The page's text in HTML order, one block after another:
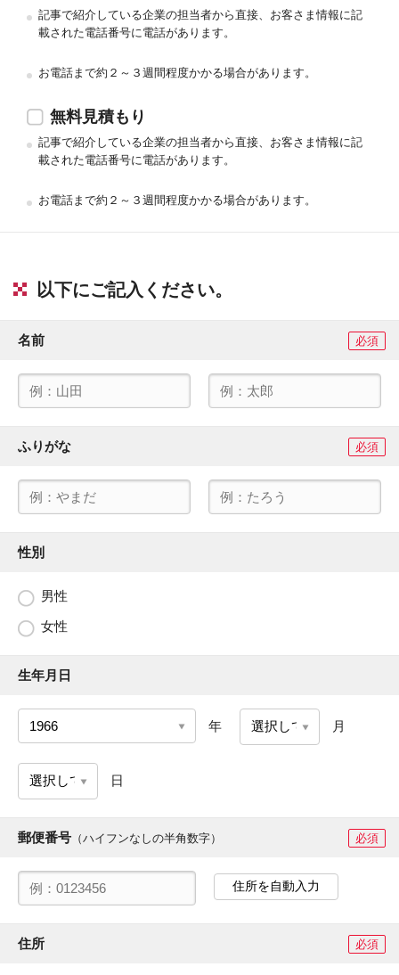
記事で紹介している企業の担当者から直接、お客さま情報に記
載された電話番号に電話があります。
お電話まで約２～３週間程度かかる場合があります。
無料見積もり
記事で紹介している企業の担当者から直接、お客さま情報に記
載された電話番号に電話があります。
お電話まで約２～３週間程度かかる場合があります。
以下にご記入ください。
名前 必須
ふりがな 必須
性別
男性
女性
生年月日
年 月
日
郵便番号 （ハイフンなしの半角数字） 必須
住所を自動入力
住所 必須